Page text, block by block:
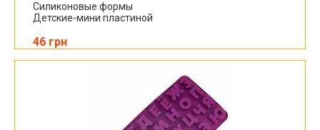
Силиконовые формы
Детские-мини пластиной
46 грн